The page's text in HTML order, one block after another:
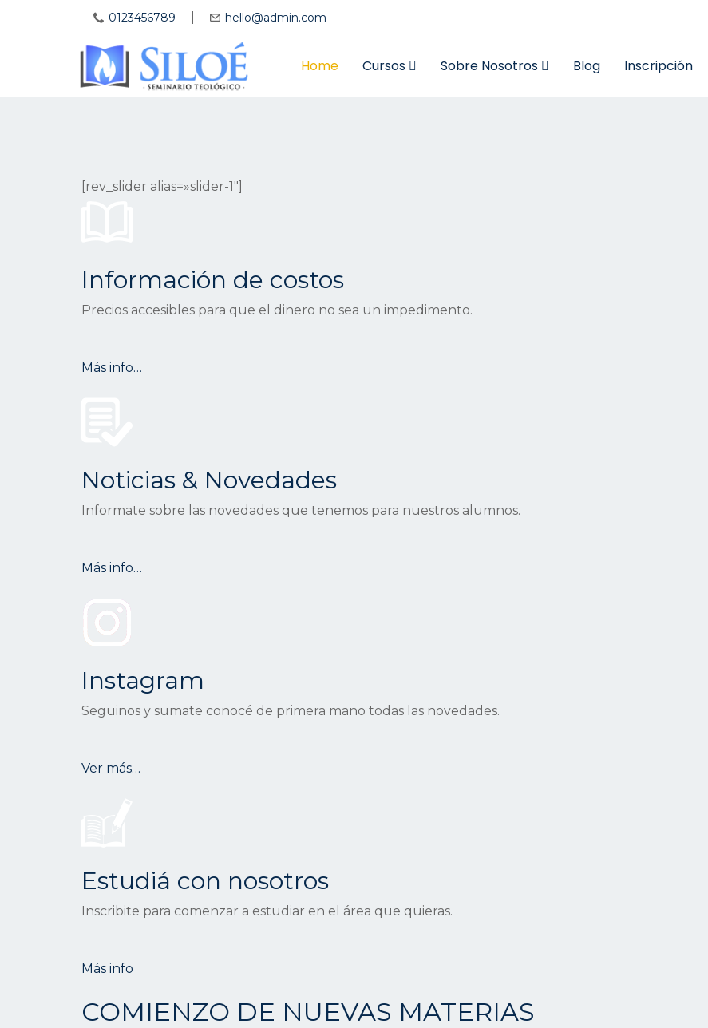
0123456789 hello@admin.com
Home Cursos Sobre Nosotros Blog Inscripción
[rev_slider alias=»slider-1″]
Información de costos
Precios accesibles para que el dinero no sea un impedimento.
Más info…
Noticias & Novedades
Informate sobre las novedades que tenemos para nuestros alumnos.
Más info…
Instagram
Seguinos y sumate conocé de primera mano todas las novedades.
Ver más…
Estudiá con nosotros
Inscribite para comenzar a estudiar en el área que quieras.
Más info
COMIENZO DE NUEVAS MATERIAS